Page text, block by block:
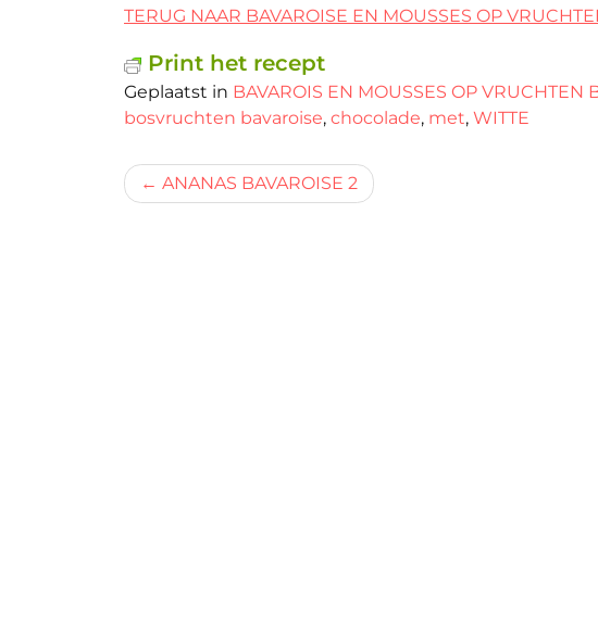
TERUG NAAR BAVAROISE EN MOUSSES OP
Print het recept
Geplaatst in BAVAROIS EN MOUSSES OP VRUCHTEN
bosvruchten bavaroise, chocolade, met, WITTE
Bericht
ANANAS BAVAROISE 2